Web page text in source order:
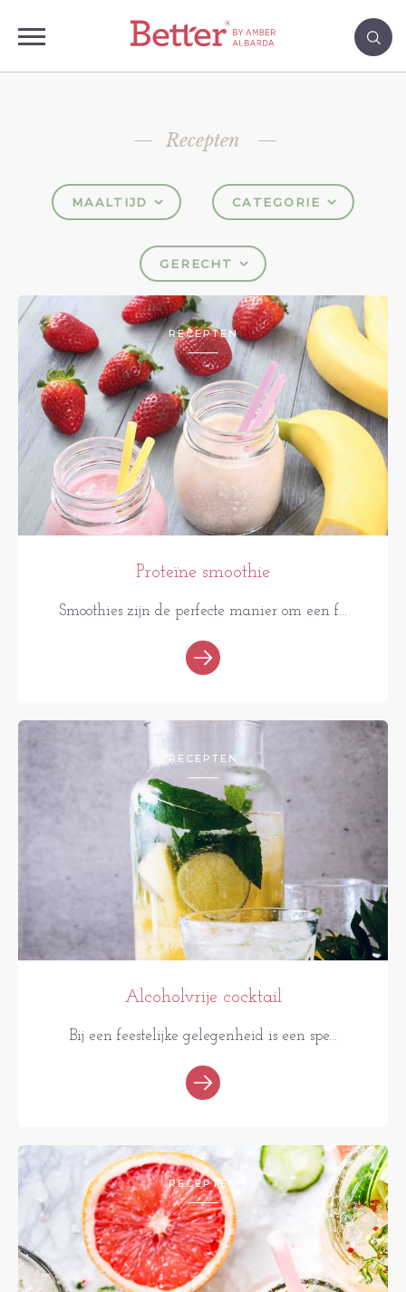
Recepten
MAALTIJD CATEGORIE
GERECHT
RECEPTEN
Proteïne smoothie
Smoothies zijn de perfecte manier om een f...
RECEPTEN
Alcoholvrije cocktail
Bij een feestelijke gelegenheid is een spe...
RECEPTEN